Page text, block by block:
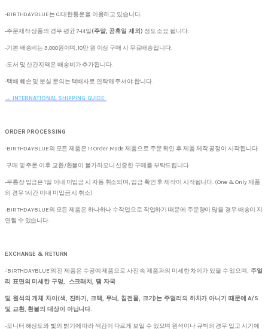
-BIRTHDAYBLUE는 CJ대한통운을 이용하고 있습니다.
-주문제작 상품의 경우 평균 7-14일(주말, 공휴일 제외) 정도 소요 됩니다.
-기본 배송비는 3,000원이며, 10만 원 이상 구매 시 무료배송입니다.
-도서 및 산간지역은 배송비가 추가됩니다.
-택배 훼손 및 분실 문의는 택배사로 연락해 주셔야 합니다.
→ INTERNATIONAL SHIPPING GUIDE
ORDER PROCESSING
-BIRTHDAYBLUE의 모든 제품은 1:1 Order Made 제품으로 주문 확인 후 제품 제작 공정이 시작됩니다.
구매 및 주문 이후 교환/환불이 불가하오니 신중한 구매를 부탁드립니다.
-무통장 입금은 1일 이내 미입금 시 자동 취소되며, 입금 확인 후 제작이 시작됩니다. (One & Only 제품
의 경우 1시간 이내 미입금 시 취소)
-BIRTHDAYBLUE의 모든 제품은 하나하나 수작업으로 작업하기 때문에 주문량이 많을 경우 배송이 지
연될 수 있습니다.
EXCHANGE & RETURN
-'BIRTHDAYBLUE'의 전 제품은 수공예 제품으로 사진 속 제품과의 미세한 차이가 있을 수 있으며, 주얼
리 표면의 미세한 구멍, 스크래치, 땜 자국
및 원석의 개체 차이(색, 진하기, 크랙, 무늬, 침전물, 크기)는 주얼리의 하차가 아니기 때문에 A/S
및 교환, 환불의 대상이 아닙니다.
-모니터 해상도와 빛의 밝기에 따라 색감이 다르게 보일 수 있으며 원석이나 큐빅의 경우 입고 시기에